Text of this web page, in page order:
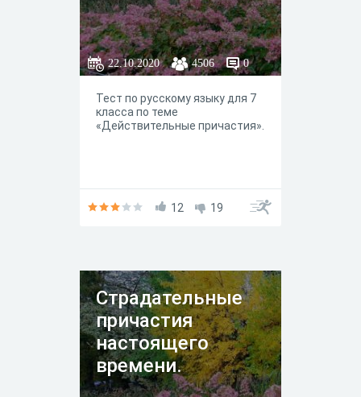
22.10.2020 4506 0
Тест по русскому языку для 7
класса по теме
«Действительные причастия».
12 19
Страдательные
причастия
настоящего
времени.